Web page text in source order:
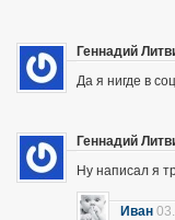
Геннадий
Да я нигде в
Геннадий
Ну написал я
Иван